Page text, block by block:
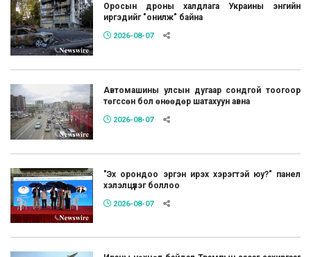
Оросын дроны халдлага Украины энгийн
иргэдийг "онилж" байна
2026-08-07
Автомашины улсын дугаар сондгой тоогоор
төгссөн бол өнөөдөр шатахуун авна
2026-08-07
"Эх орондоо эргэн ирэх хэрэгтэй юу?" панел
хэлэлцүүлэг боллоо
2026-08-07